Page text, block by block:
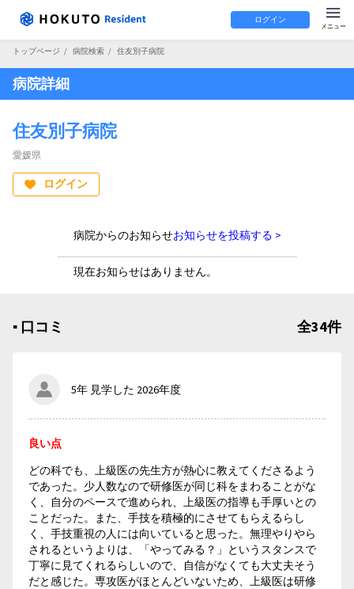
ログイン
トップページ / 病院検索 / 住友別子病院
病院詳細
住友別子病院
愛媛県
ログイン
病院からのお知らせお知らせを投稿する >
現在お知らせはありません。
▪︎ 口コミ 全34件
5年 見学した 2026年度
良い点
どの科でも、上級医の先生方が熱心に教えてくださるよう
であった。少人数なので研修医が同じ科をまわることがな
く、自分のペースで進められ、上級医の指導も手厚いとの
ことだった。また、手技を積極的にさせてもらえるらし
く、手技重視の人には向いていると思った。無理やりやら
されるというよりは、「やってみる？」というスタンスで
丁寧に見てくれるらしいので、自信がなくても大丈夫そう
だと感じた。専攻医がほとんどいないため、上級医は研修